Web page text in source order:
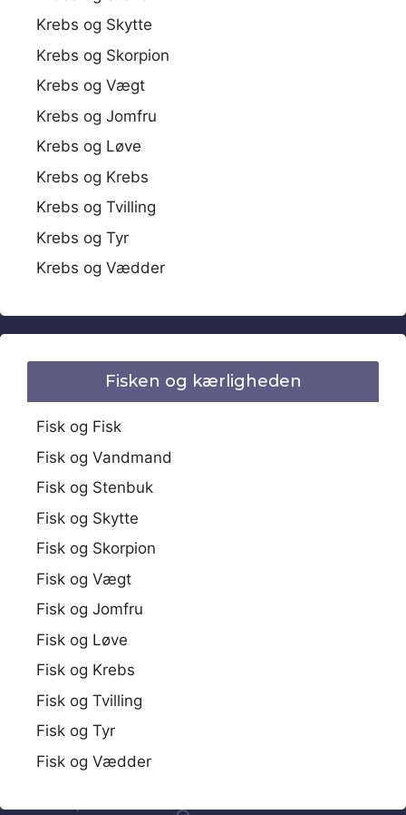
Krebs og Skytte
Krebs og Skorpion
Krebs og Vægt
Krebs og Jomfru
Krebs og Løve
Krebs og Krebs
Krebs og Tvilling
Krebs og Tyr
Krebs og Vædder
Fisken og kærligheden
Fisk og Fisk
Fisk og Vandmand
Fisk og Stenbuk
Fisk og Skytte
Fisk og Skorpion
Fisk og Vægt
Fisk og Jomfru
Fisk og Løve
Fisk og Krebs
Fisk og Tvilling
Fisk og Tyr
Fisk og Vædder